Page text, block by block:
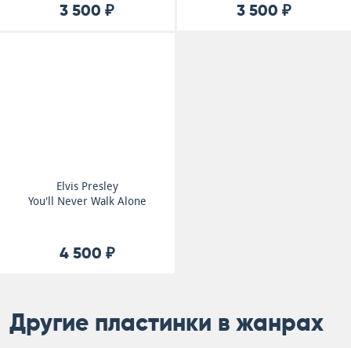
3 500 ₽ 3 500 ₽
Elvis Presley
You'll Never Walk Alone
4 500 ₽
Другие пластинки в жанрах